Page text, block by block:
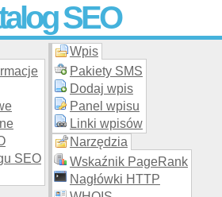
SEO
stron WWW –
katalogu za darmo!
SEO
Wpis
Pakiety SMS
Dodaj wpis
Panel wpisu
Linki wpisów
Narzędzia
Wskaźnik PageRank
Nagłówki HTTP